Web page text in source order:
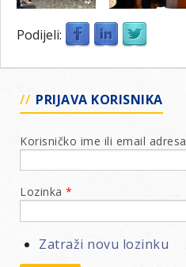
Podijeli:
PRIJAVA KORISNIKA
Korisničko ime ili email adresa
Lozinka *
Zatraži novu lozinku